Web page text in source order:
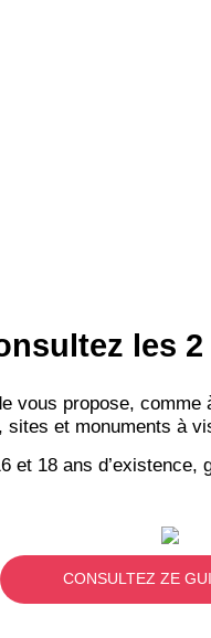
les
vous propose,
sites et monuments à
et 18 ans d’existence,
CONSULTEZ ZE